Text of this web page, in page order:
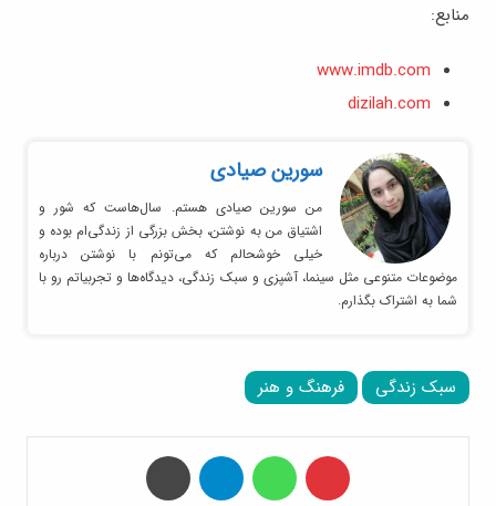
منابع:
www.imdb.com
dizilah.com
سورین صیادی
من سورین صیادی هستم. سال‌هاست که شور و
اشتیاق من به نوشتن، بخش بزرگی از زندگی‌ام بوده و
خیلی خوشحالم که می‌تونم با نوشتن درباره
موضوعات متنوعی مثل سینما، آشپزی و سبک زندگی، دیدگاه‌ها و تجربیاتم رو با
شما به اشتراک بگذارم.
سبک زندگی فرهنگ و هنر